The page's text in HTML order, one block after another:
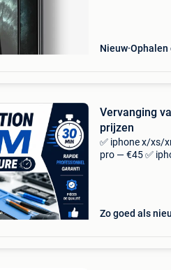
Nieuw Ophalen
Vervanging
prijzen
✅ iphone x/xs/
pro — €45 ✅
Zo goed als